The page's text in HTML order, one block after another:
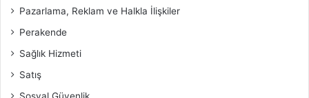
Pazarlama, Reklam ve Halkla İlişkiler
Perakende
Sağlık Hizmeti
Satış
Sosyal Güvenlik